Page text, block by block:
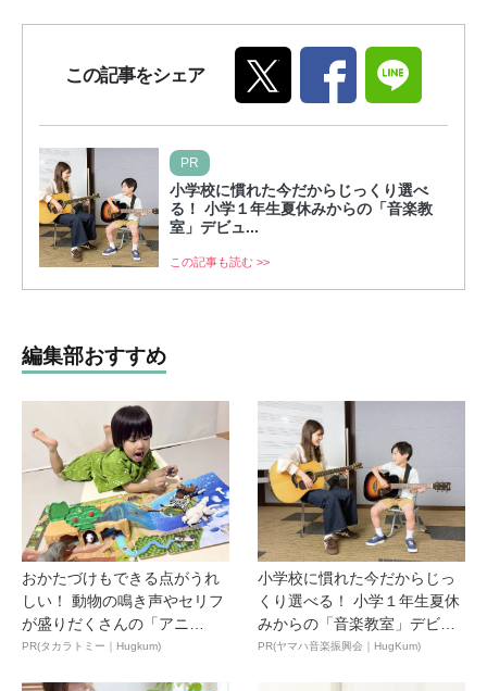
この記事をシェア
PR
小学校に慣れた今だからじっくり選べ
る！ 小学１年生夏休みからの「音楽教
室」デビュ...
この記事も読む >>
編集部おすすめ
おかたづけもできる点がうれ
しい！ 動物の鳴き声やセリフ
が盛りだくさんの「アニ
ア ...
PR(タカラトミー｜Hugkum)
小学校に慣れた今だからじっ
くり選べる！ 小学１年生夏休
みからの「音楽教室」デビ
ュ...
PR(ヤマハ音楽振興会｜HugKum)